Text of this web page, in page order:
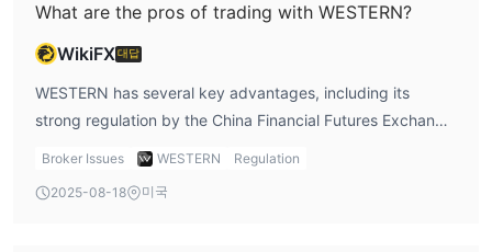
platform that includes forex or stock trading.
What are the pros of trading with WESTERN?
WikiFX대답
WESTERN has several key advantages, including its
strong regulation by the China Financial Futures Exchange
(CFFEX), which ensures that the platform adheres to
has an established history since its founding in 2008,
Broker Issues WESTERN Regulation
2025-08-18 미국